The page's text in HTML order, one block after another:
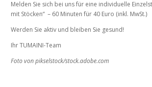
Melden Sie sich bei uns für eine individuelle
mit Stöcken“ – 60 Minuten für 40 Euro (inkl. MwSt.)
Werden Sie aktiv und bleiben Sie gesund!
Ihr TUMAINI-Team
Foto von pikselstock/stock.adobe.com